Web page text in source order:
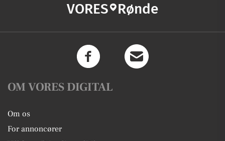
VORES Rønde
OM VORES DIGITAL
Om os
For annoncører